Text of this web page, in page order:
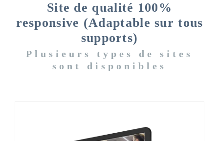
Site de qualité 100%
responsive (Adaptable sur tous
supports)
Plusieurs types de sites
sont disponibles